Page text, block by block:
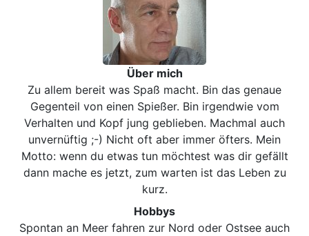
Über mich
Zu allem bereit was Spaß macht. Bin das genaue
Gegenteil von einen Spießer. Bin irgendwie vom
Verhalten und Kopf jung geblieben. Machmal auch
unvernüftig ;-) Nicht oft aber immer öfters. Mein
Motto: wenn du etwas tun möchtest was dir gefällt
dann mache es jetzt, zum warten ist das Leben zu
kurz.
Hobbys
Spontan an Meer fahren zur Nord oder Ostsee auch